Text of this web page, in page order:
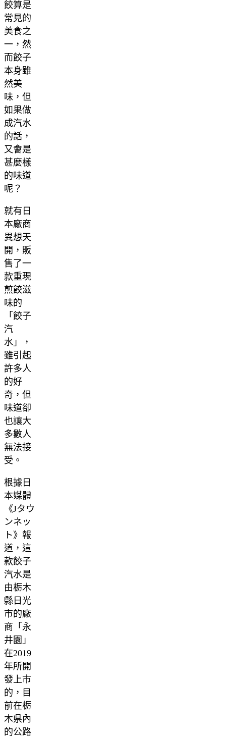
餃算是
常見的
美食之
一，然
而餃子
本身雖
然美
味，但
如果做
成汽水
的話，
又會是
甚麼樣
的味道
呢？
就有日
本廠商
異想天
開，販
售了一
款重現
煎餃滋
味的
「餃子
汽
水」，
雖引起
許多人
的好
奇，但
味道卻
也讓大
多數人
無法接
受。
根據日
本媒體
《Jタウ
ンネッ
ト》報
道，這
款餃子
汽水是
由栃木
縣日光
市的廠
商「永
井園」
在2019
年所開
發上市
的，目
前在栃
木県內
的公路